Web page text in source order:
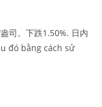
司。下跌1.50%. 日内
đó bằng cách sử